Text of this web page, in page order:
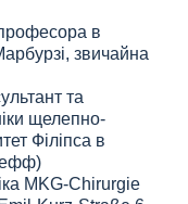
в
звичайна
та
щелепно-
Філіпса в
MKG-Chirurgie